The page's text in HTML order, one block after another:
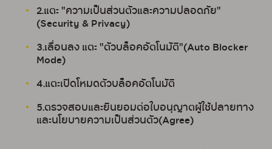
2.แตะ "ความเป็นส่วนตัวและความปลอดภัย"
(Security & Privacy)
3.เลื่อนลง แตะ "ตัวบล็อคอัตโนมัติ"(Auto Blocker
Mode)
4.แตะเปิดโหมดตัวบล็อคอัตโนมัติ
5.ตรวจสอบและยินยอมต่อใบอนุญาตผู้ใช้ปลายทาง
และนโยบายความเป็นส่วนตัว(Agree)